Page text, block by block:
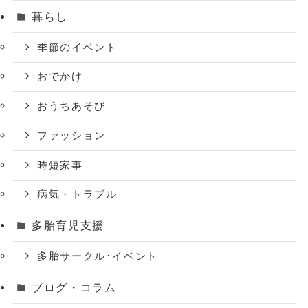
暮らし
季節のイベント
おでかけ
おうちあそび
ファッション
時短家事
病気・トラブル
多胎育児支援
多胎サークル･イベント
ブログ・コラム